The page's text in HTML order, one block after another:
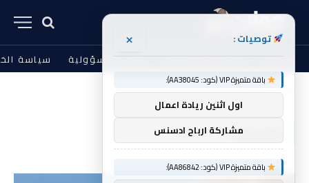
من نحن الشروط والأحكام إخلاء المسؤولية سياسة
الرئيسية » تواجدها
تواجدها
توصيات : ×
باقة متميزة VIP (كود: AA38045):
اول اثنين ريادة اعمال
مشاركة ارباح ادسنس
باقة متميزة VIP (كود: AA86842):